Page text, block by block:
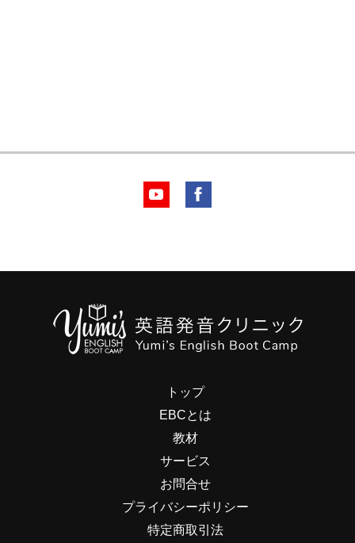
トップ
EBCとは
教材
サービス
お問合せ
プライバシーポリシー
特定商取引法